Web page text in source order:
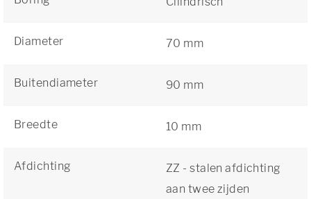
Diameter 70 mm
Buitendiameter 90 mm
Breedte 10 mm
Afdichting
ZZ - stalen afdichting
aan twee zijden